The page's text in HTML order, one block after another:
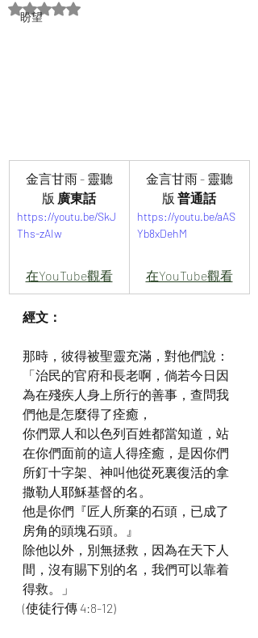
盼望
評等為 NaN（最高為 5 顆星）。
金言甘雨 - 靈聽
版 廣東話
https://youtu.be/SkJ
Ths-zAIw
在YouTube觀看
金言甘雨 - 靈聽
版 普通話
https://youtu.be/aAS
Yb8xDehM
在YouTube觀看
經文：
那時，彼得被聖靈充滿，對他們說：
「治民的官府和長老啊，倘若今日因
為在殘疾人身上所行的善事，查問我
們他是怎麼得了痊癒，
你們眾人和以色列百姓都當知道，站
在你們面前的這人得痊癒，是因你們
所釘十字架、神叫他從死裏復活的拿
撒勒人耶穌基督的名。
他是你們『匠人所棄的石頭，已成了
房角的頭塊石頭。』
除他以外，別無拯救，因為在天下人
間，沒有賜下別的名，我們可以靠着
得救。」
(使徒行傳 4:8-12)